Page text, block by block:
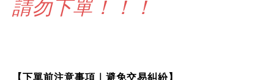
請勿下單！！！
【下單前注意事項｜避免交易糾紛】